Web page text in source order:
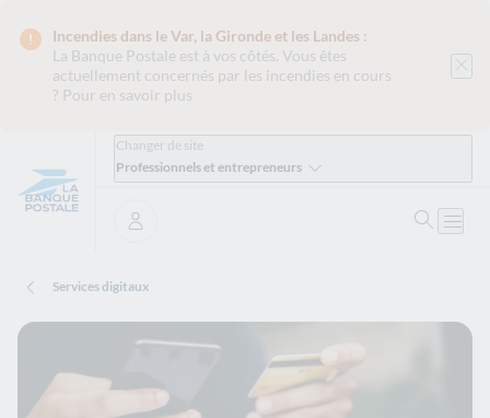
Incendies dans le Var, la Gironde et les Landes :
La Banque Postale est à vos côtés. Vous êtes
actuellement concernés par les incendies en cours
? Pour en savoir plus
Changer de site
Professionnels et entrepreneurs
Se connecter
Services digitaux